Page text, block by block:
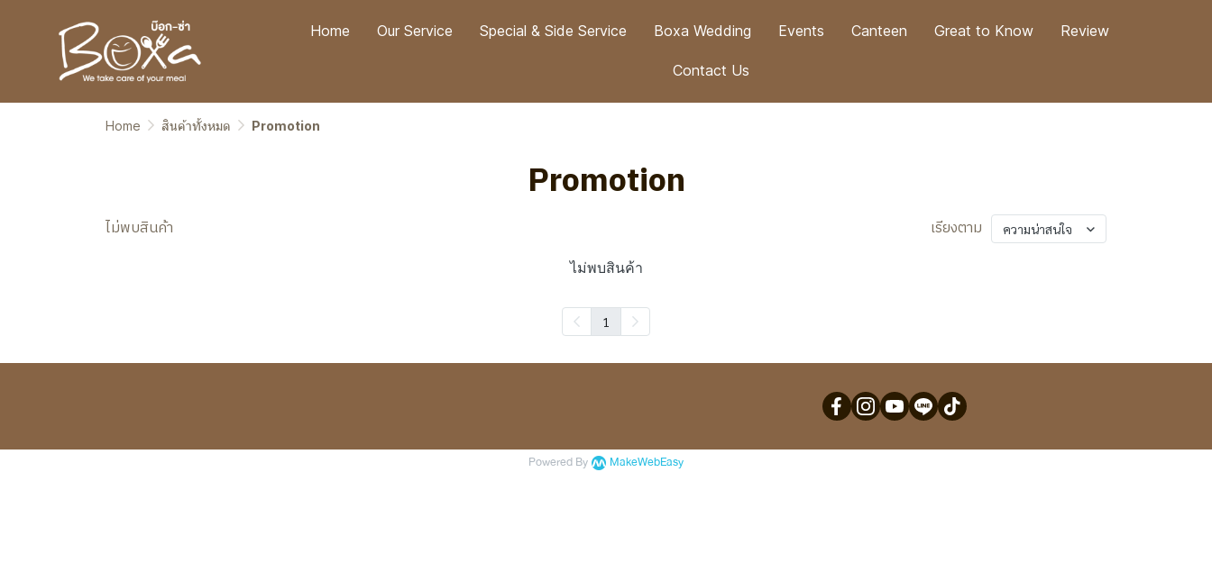
Home Our Service Special & Side Service Boxa Wedding Events Canteen Great to Know Review
Contact Us
Home สินค้าทั้งหมด Promotion
Promotion
ไม่พบสินค้า เรียงตาม ความน่าสนใจ
ไม่พบสินค้า
1
Powered By MakeWebEasy